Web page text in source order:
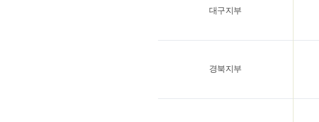
대구지부
경북지부